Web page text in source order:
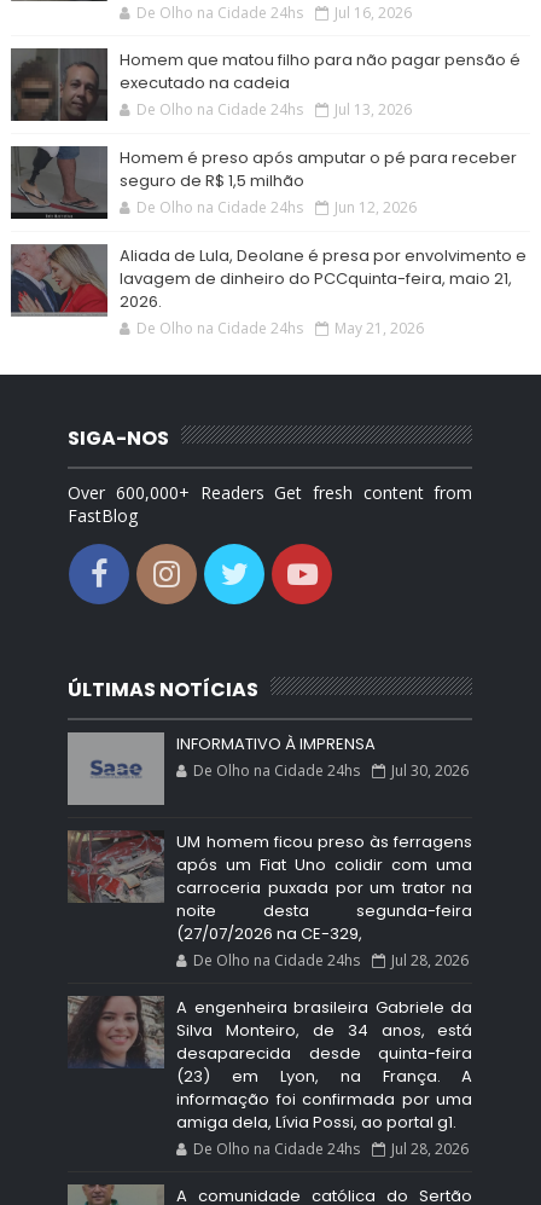
De Olho na Cidade 24hs Jul 16, 2026
Homem que matou filho para não pagar pensão é
executado na cadeia
De Olho na Cidade 24hs Jul 13, 2026
Homem é preso após amputar o pé para receber
seguro de R$ 1,5 milhão
De Olho na Cidade 24hs Jun 12, 2026
Aliada de Lula, Deolane é presa por envolvimento e
lavagem de dinheiro do PCCquinta-feira, maio 21,
2026.
De Olho na Cidade 24hs May 21, 2026
SIGA-NOS
Over 600,000+ Readers Get fresh content from
FastBlog
ÚLTIMAS NOTÍCIAS
INFORMATIVO À IMPRENSA
De Olho na Cidade 24hs Jul 30, 2026
UM homem ficou preso às ferragens
após um Fiat Uno colidir com uma
carroceria puxada por um trator na
noite desta segunda-feira
(27/07/2026 na CE-329,
De Olho na Cidade 24hs Jul 28, 2026
A engenheira brasileira Gabriele da
Silva Monteiro, de 34 anos, está
desaparecida desde quinta-feira
(23) em Lyon, na França. A
informação foi confirmada por uma
amiga dela, Lívia Possi, ao portal g1.
De Olho na Cidade 24hs Jul 28, 2026
A comunidade católica do Sertão